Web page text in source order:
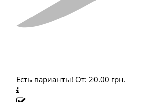
Есть варианты! От: 20.00 грн.